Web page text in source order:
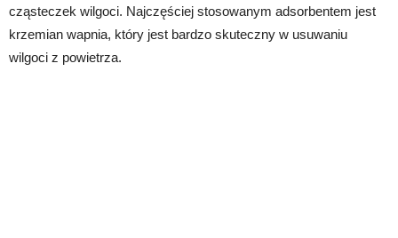
cząsteczek wilgoci. Najczęściej stosowanym adsorbentem jest
krzemian wapnia, który jest bardzo skuteczny w usuwaniu
wilgoci z powietrza.